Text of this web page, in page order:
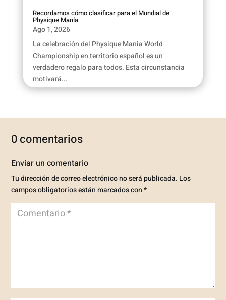
Recordamos cómo clasificar para el Mundial de
Physique Manía
Ago 1, 2026
La celebración del Physique Mania World
Championship en territorio español es un
verdadero regalo para todos. Esta circunstancia
motivará...
0 comentarios
Enviar un comentario
Tu dirección de correo electrónico no será publicada. Los
campos obligatorios están marcados con*